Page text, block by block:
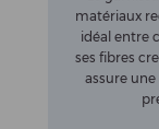
matériaux
idéal entre
ses fibres
assure